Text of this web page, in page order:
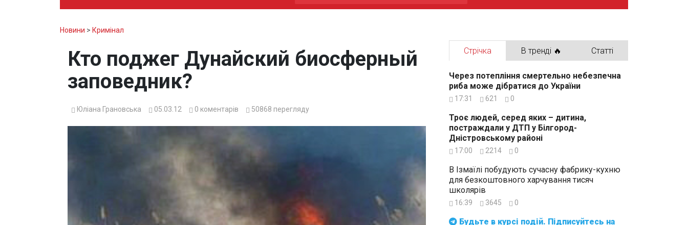
Новини > Кримінал
Кто поджег Дунайский биосферный
заповедник?
Юліана Грановська 05.03.12 0 коментарів 50868 перегляду
Стрічка В тренді 🔥 Статті
Через потепління смертельно небезпечна
риба може дібратися до України
17:31 621 0
Троє людей, серед яких – дитина,
постраждали у ДТП у Білгород-
Дністровському районі
17:00 2214 0
В Ізмаїлі побудують сучасну фабрику-кухню
для безкоштовного харчування тисяч
школярів
16:39 3645 0